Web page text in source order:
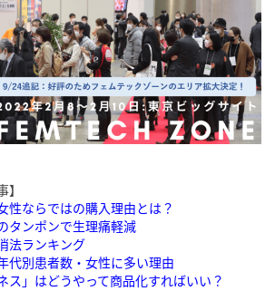
性ならではの購入理由とは？
タンポンで生理痛軽減
法ランキング
代別患者数・女性に多い理由
ス」はどうやって商品化すればいい？